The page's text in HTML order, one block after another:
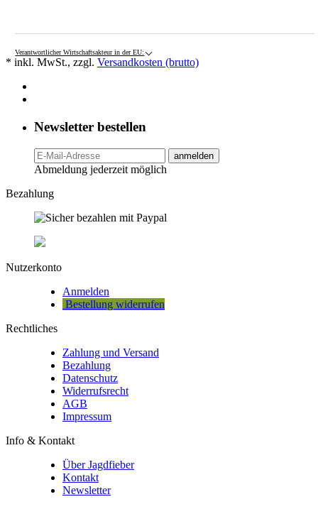
Verantwortlicher Wirtschaftsakteur in der EU:
* inkl. MwSt., zzgl. Versandkosten (brutto)
Newsletter bestellen
anmelden
Abmeldung jederzeit möglich
Bezahlung
Nutzerkonto
Anmelden
Bestellung widerrufen
Rechtliches
Zahlung und Versand
Bezahlung
Datenschutz
Widerrufsrecht
AGB
Impressum
Info & Kontakt
Über Jagdfieber
Kontakt
Newsletter